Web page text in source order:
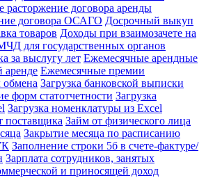
расторжение договора аренды
договора ОСАГО Досрочный выкуп
товаров Доходы при взаимозачете на
для государственных органов
за выслугу лет Ежемесячные арендные
аренде Ежемесячные премии
Загрузка банковской выписки
форм статотчетности Загрузка
Загрузка номенклатуры из Excel
поставщика Займ от физического лица
Закрытие месяца по расписанию
Заполнение строки 5б в счете-фактуре/
Зарплата сотрудников, занятых
и приносящей доход